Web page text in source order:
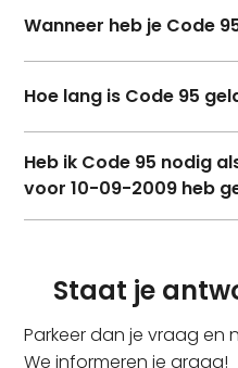
Wanneer heb je Code
besturen van een
C1 (E), C (E), D1 (E), of D
Hoe lang is Code 95
door nascholing.
Heb ik Code 95 nodig
voor 10-09-2009 heb
nascholing.
Om vanaf 10-09-2009
Staat je
Parkeer dan je vraag
We informeren je graag!